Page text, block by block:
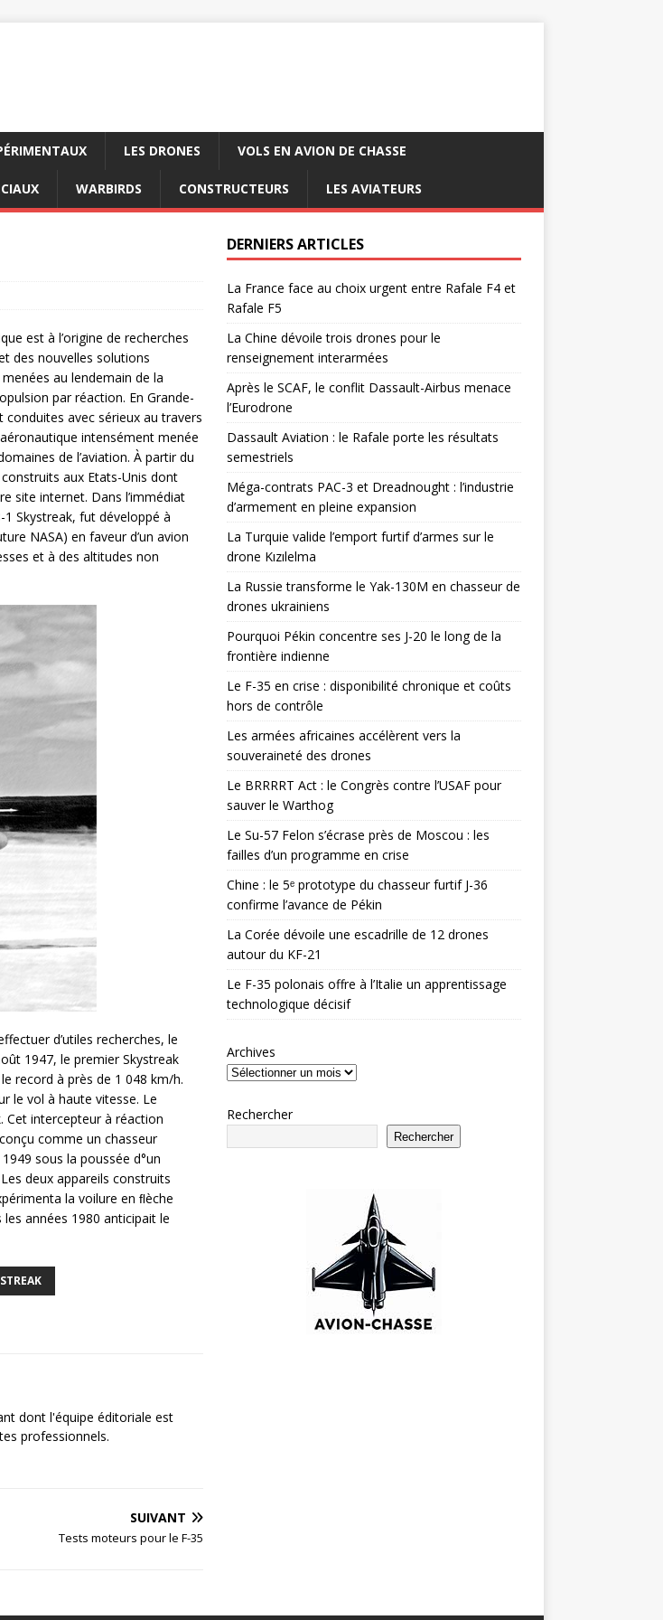
LES DRONES VOLS EN AVION DE CHASSE
WARBIRDS CONSTRUCTEURS LES AVIATEURS
est à l’origine de recherches
des nouvelles solutions
au lendemain de la
par réaction. En Grande-
conduites avec sérieux au travers
intensément menée
de l’aviation. À partir du
aux Etats-Unis dont
site internet. Dans l’immédiat
Skystreak, fut développé à
NASA) en faveur d’un avion
et à des altitudes non
d’utiles recherches, le
1947, le premier Skystreak
record à près de 1 048 km/h.
le vol à haute vitesse. Le
Cet intercepteur à réaction
comme un chasseur
sous la poussée d°un
deux appareils construits
la voilure en ﬂèche
années 1980 anticipait le
dont l'équipe éditoriale est
professionnels.
SUIVANT
Tests moteurs pour le F-35
DERNIERS ARTICLES
La France face au choix urgent entre Rafale F4 et
Rafale F5
La Chine dévoile trois drones pour le
renseignement interarmées
Après le SCAF, le conflit Dassault-Airbus menace
l’Eurodrone
Dassault Aviation : le Rafale porte les résultats
semestriels
Méga-contrats PAC-3 et Dreadnought : l’industrie
d’armement en pleine expansion
La Turquie valide l’emport furtif d’armes sur le
drone Kızılelma
La Russie transforme le Yak-130M en chasseur de
drones ukrainiens
Pourquoi Pékin concentre ses J-20 le long de la
frontière indienne
Le F-35 en crise : disponibilité chronique et coûts
hors de contrôle
Les armées africaines accélèrent vers la
souveraineté des drones
Le BRRRRT Act : le Congrès contre l’USAF pour
sauver le Warthog
Le Su-57 Felon s’écrase près de Moscou : les
failles d’un programme en crise
Chine : le 5ᵉ prototype du chasseur furtif J-36
confirme l’avance de Pékin
La Corée dévoile une escadrille de 12 drones
autour du KF-21
Le F-35 polonais offre à l’Italie un apprentissage
technologique décisif
Archives
Rechercher
Rechercher